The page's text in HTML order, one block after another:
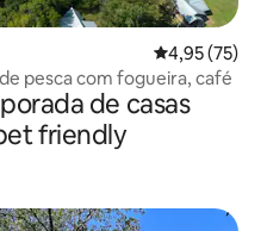
4,95 de uma
4,95 (75)
pesca com fogueira, café
de casas
friendly